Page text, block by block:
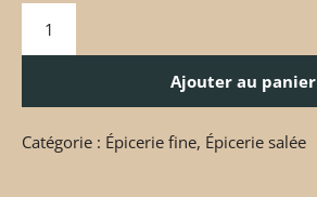
Ajouter au panier
Catégorie : Épicerie fine, Épicerie salée